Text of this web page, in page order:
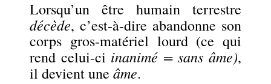
Lorsqu’un être humain terrestre
décède, c’est-à-dire abandonne son
corps gros-matériel lourd (ce qui
rend celui-ci inanimé = sans âme),
il devient uneâme.